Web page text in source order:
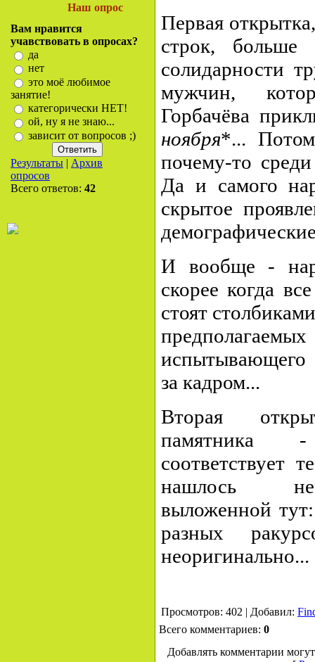
Наш опрос
Вам нравится
учавствовать в опросах?
да
нет
это моё любимое
занятие!
категорически НЕТ!
ой, ну я не знаю...
зависит от вопросов ;)
Результаты | Архив
опросов
Всего ответов: 42
Первая
строк,
солидарности
мужчин,
Горбачёва
ноября*...
почему-то
Да и самого
скрытое
И вообще -
скорее когда
стоят
за кадром...
Вторая
памятника
соответствует
нашлось
выложенной
разных
неоригинально...
Просмотров: 402 | Добавил:
Всего комментариев: 0
Добавлять комментарии